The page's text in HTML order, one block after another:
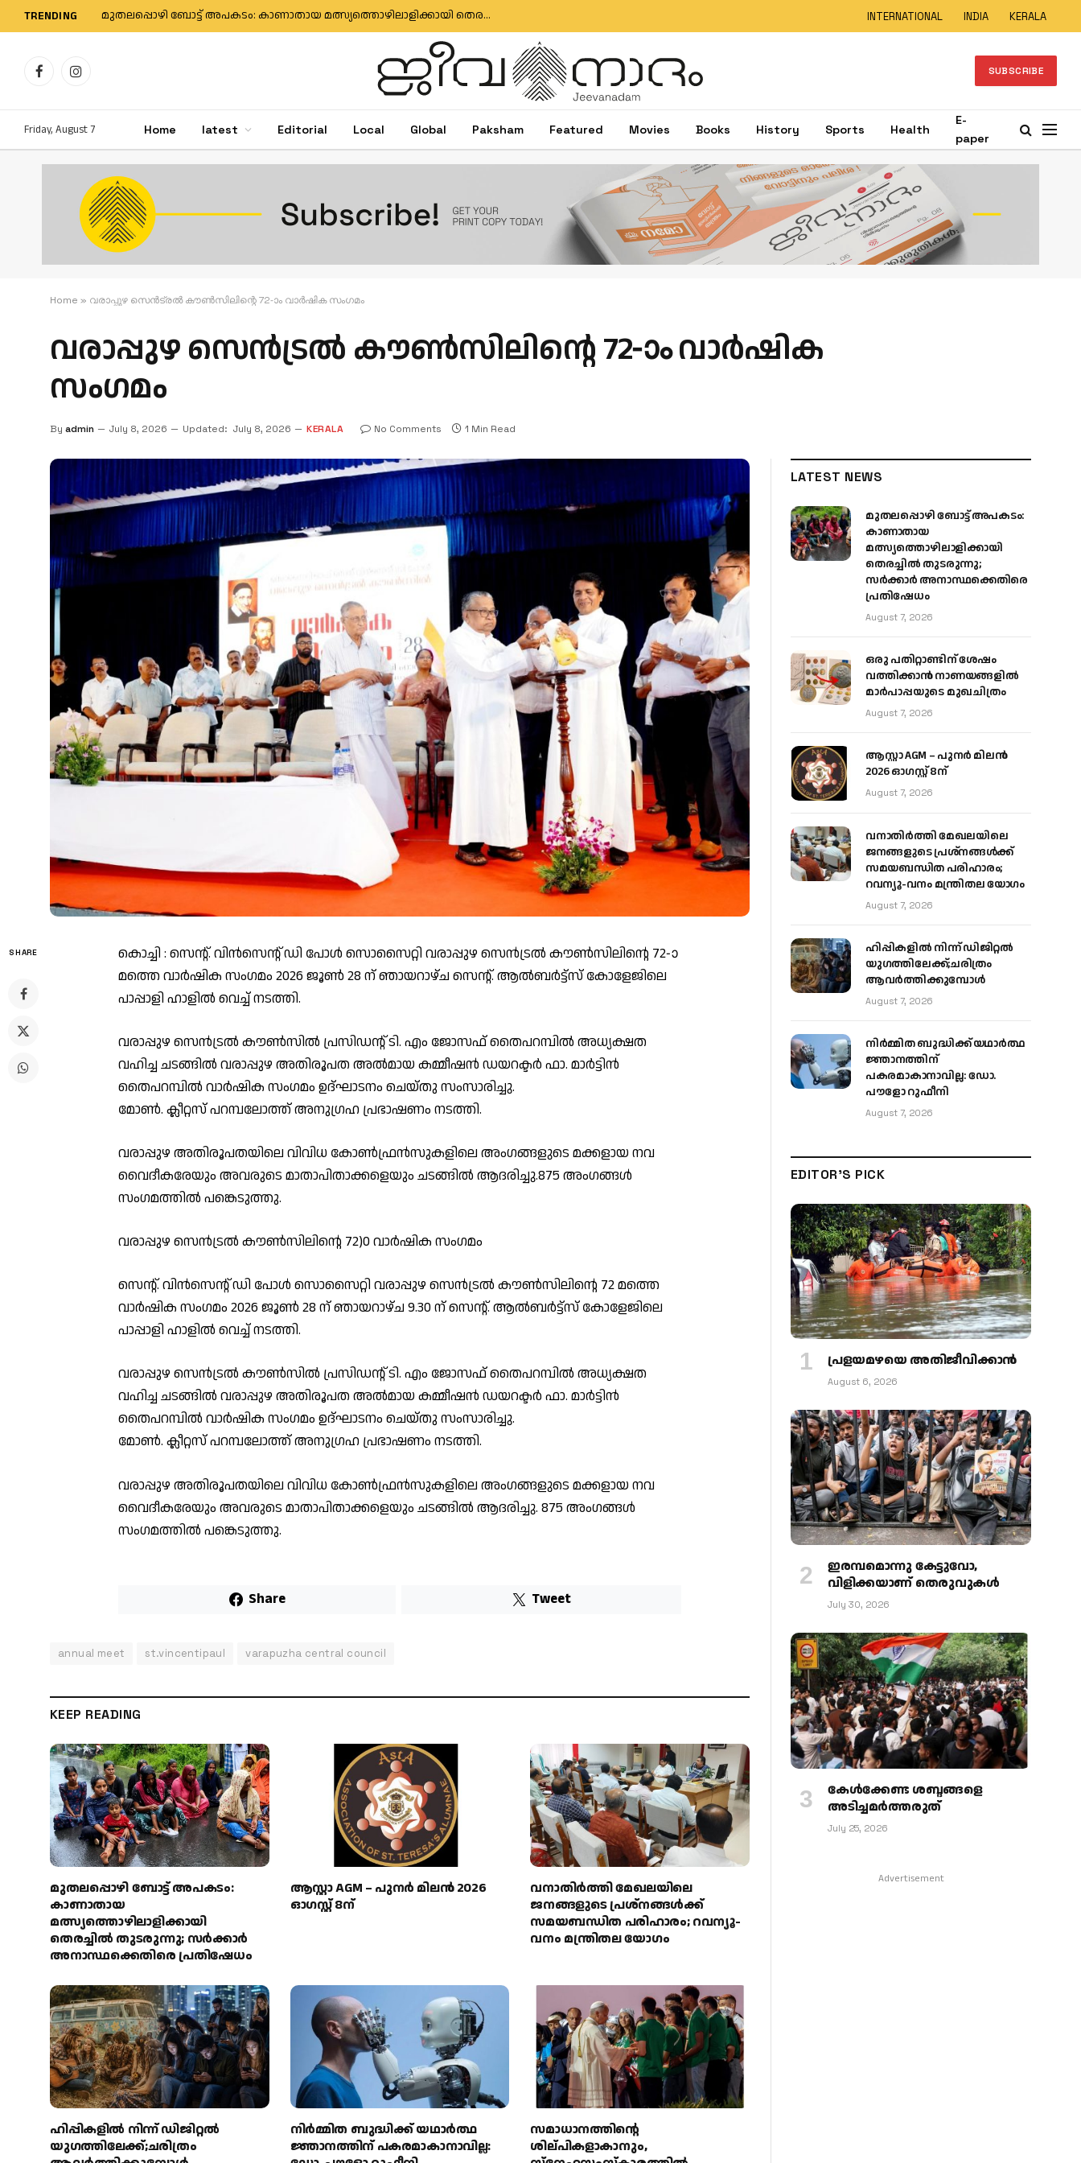
TRENDING മുതലപ്പൊഴി ബോട്ട് അപകടം: കാണാതായ മത്സ്യത്തൊഴിലാളിക്കായി തെരച്ചിൽ തുടരുന്നു; സർക്കാർ അനാസ്ഥക്കെതിരെ പ്രതിഷേധം INTERNATIONAL INDIA KERALA
FacebookInstagram SUBSCRIBE
Friday, August 7 Home latest Editorial Local Global Paksham Featured Movies Books History Sports Health
E-
paper
Home » വരാപ്പുഴ സെൻട്രൽ കൗൺസിലിന്റെ 72-ാം വാർഷിക സംഗമം
വരാപ്പുഴ സെൻട്രൽ കൗൺസിലിന്റെ 72-ാം വാർഷിക
സംഗമം
By admin July 8, 2026 Updated: July 8, 2026 KERALA No Comments 1 Min Read
SHARE
കൊച്ചി : സെന്റ്. വിൻസെന്റ് ഡി പോൾ സൊസൈറ്റി വരാപ്പുഴ സെൻട്രൽ കൗൺസിലിന്റെ 72-ാ
മത്തെ വാർഷിക സംഗമം 2026 ജൂൺ 28 ന് ഞായറാഴ്ച സെന്റ്. ആൽബർട്ട്സ് കോളേജിലെ
പാപ്പാളി ഹാളിൽ വെച്ച് നടത്തി.
വരാപ്പുഴ സെൻട്രൽ കൗൺസിൽ പ്രസിഡന്റ്‌ ടി. എം ജോസഫ് തൈപറമ്പിൽ അധ്യക്ഷത
വഹിച്ച ചടങ്ങിൽ വരാപ്പുഴ അതിരൂപത അൽമായ കമ്മീഷൻ ഡയറക്ടർ ഫാ. മാർട്ടിൻ
തൈപറമ്പിൽ വാർഷിക സംഗമം ഉദ്ഘാടനം ചെയ്തു സംസാരിച്ചു.
മോൺ. ക്ലീറ്റസ് പറമ്പലോത്ത് അനുഗ്രഹ പ്രഭാഷണം നടത്തി.
വരാപ്പുഴ അതിരൂപതയിലെ വിവിധ കോൺഫ്രൻസുകളിലെ അംഗങ്ങളുടെ മക്കളായ നവ
വൈദീകരേയും അവരുടെ മാതാപിതാക്കളെയും ചടങ്ങിൽ ആദരിച്ചു.875 അംഗങ്ങൾ
സംഗമത്തിൽ പങ്കെടുത്തു.
വരാപ്പുഴ സെൻട്രൽ കൗൺസിലിന്റെ 72)0 വാർഷിക സംഗമം
സെന്റ്. വിൻസെന്റ് ഡി പോൾ സൊസൈറ്റി വരാപ്പുഴ സെൻട്രൽ കൗൺസിലിന്റെ 72 മത്തെ
വാർഷിക സംഗമം 2026 ജൂൺ 28 ന് ഞായറാഴ്ച 9.30 ന് സെന്റ്. ആൽബർട്ട്സ് കോളേജിലെ
പാപ്പാളി ഹാളിൽ വെച്ച് നടത്തി.
വരാപ്പുഴ സെൻട്രൽ കൗൺസിൽ പ്രസിഡന്റ്‌ ടി. എം ജോസഫ് തൈപറമ്പിൽ അധ്യക്ഷത
വഹിച്ച ചടങ്ങിൽ വരാപ്പുഴ അതിരൂപത അൽമായ കമ്മീഷൻ ഡയറക്ടർ ഫാ. മാർട്ടിൻ
തൈപറമ്പിൽ വാർഷിക സംഗമം ഉദ്ഘാടനം ചെയ്തു സംസാരിച്ചു.
മോൺ. ക്ലീറ്റസ് പറമ്പലോത്ത് അനുഗ്രഹ പ്രഭാഷണം നടത്തി.
വരാപ്പുഴ അതിരൂപതയിലെ വിവിധ കോൺഫ്രൻസുകളിലെ അംഗങ്ങളുടെ മക്കളായ നവ
വൈദീകരേയും അവരുടെ മാതാപിതാക്കളെയും ചടങ്ങിൽ ആദരിച്ചു. 875 അംഗങ്ങൾ
സംഗമത്തിൽ പങ്കെടുത്തു.
Share Tweet
annual meet st.vincentipaul varapuzha central council
KEEP READING
മുതലപ്പൊഴി ബോട്ട് അപകടം:
കാണാതായ
മത്സ്യത്തൊഴിലാളിക്കായി
തെരച്ചിൽ തുടരുന്നു; സർക്കാർ
അനാസ്ഥക്കെതിരെ പ്രതിഷേധം
ആസ്റ്റാ AGM – പുനർ മിലൻ 2026
ഓഗസ്റ്റ് 8ന്
വനാതിർത്തി മേഖലയിലെ
ജനങ്ങളുടെ പ്രശ്നങ്ങൾക്ക്
സമയബന്ധിത പരിഹാരം; റവന്യൂ-
വനം മന്ത്രിതല യോഗം
ഹിപ്പികളില്‍ നിന്ന് ഡിജിറ്റല്‍
യുഗത്തിലേക്ക്;ചരിത്രം
നിർമ്മിത ബുദ്ധിക്ക് യഥാർത്ഥ
ജ്ഞാനത്തിന് പകരമാകാനാവില്ല:
സമാധാനത്തിന്റെ
ശില്പികളാകാനും,
LATEST NEWS
മുതലപ്പൊഴി ബോട്ട് അപകടം:
കാണാതായ
മത്സ്യത്തൊഴിലാളിക്കായി
തെരച്ചിൽ തുടരുന്നു;
സർക്കാർ അനാസ്ഥക്കെതിരെ
പ്രതിഷേധം
August 7, 2026
ഒരു പതിറ്റാണ്ടിന് ശേഷം
വത്തിക്കാൻ നാണയങ്ങളിൽ
മാർപാപ്പയുടെ മുഖചിത്രം
August 7, 2026
ആസ്റ്റാ AGM – പുനർ മിലൻ
2026 ഓഗസ്റ്റ് 8ന്
August 7, 2026
വനാതിർത്തി മേഖലയിലെ
ജനങ്ങളുടെ പ്രശ്നങ്ങൾക്ക്
സമയബന്ധിത പരിഹാരം;
റവന്യൂ-വനം മന്ത്രിതല യോഗം
August 7, 2026
ഹിപ്പികളില്‍ നിന്ന് ഡിജിറ്റല്‍
യുഗത്തിലേക്ക്;ചരിത്രം
ആവര്‍ത്തിക്കുമ്പോള്‍
August 7, 2026
നിർമ്മിത ബുദ്ധിക്ക് യഥാർത്ഥ
ജ്ഞാനത്തിന്
പകരമാകാനാവില്ല: ഡോ.
പൗളോ റുഫീനി
August 7, 2026
EDITOR'S PICK
പ്രളയമഴയെ അതിജീവിക്കാന്‍
August 6, 2026
ഇരമ്പമൊന്നു കേട്ടുവോ,
വിളിക്കയാണ് തെരുവുകള്‍
July 30, 2026
കേള്‍ക്കേണ്ട ശബ്ദങ്ങളെ
അടിച്ചമര്‍ത്തരുത്
July 25, 2026
Advertisement